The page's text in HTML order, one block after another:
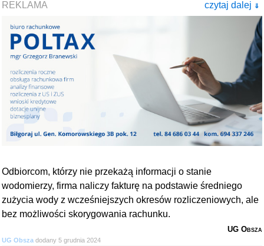
czytaj dalej ⇓
REKLAMA
Odbiorcom, którzy nie przekażą informacji o stanie
wodomierzy, firma naliczy fakturę na podstawie średniego
zużycia wody z wcześniejszych okresów rozliczeniowych, ale
bez możliwości skorygowania rachunku.
UG Obsza
UG Obsza dodany 5 grudnia 2024